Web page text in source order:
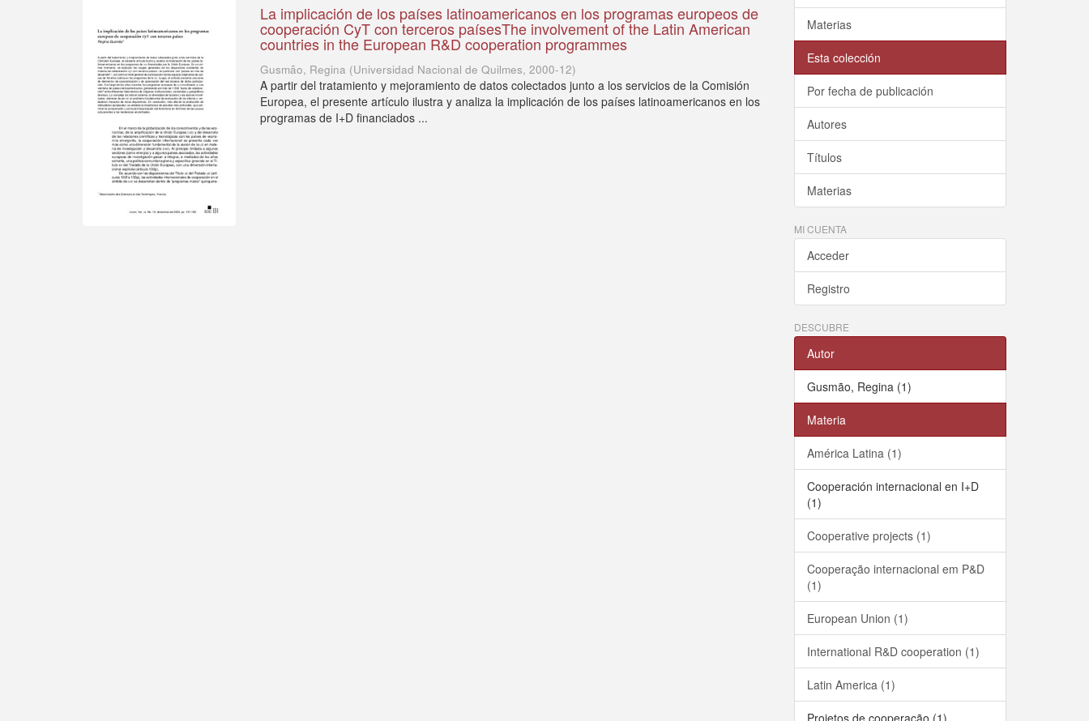
La implicación de los países latinoamericanos en los programas europeos de
cooperación CyT con terceros paísesThe involvement of the Latin American
countries in the European R&D cooperation programmes
Gusmão, Regina (Universidad Nacional de Quilmes,2000-12)
A partir del tratamiento y mejoramiento de datos colectados junto a los servicios de la Comisión
Europea, el presente artículo ilustra y analiza la implicación de los países latinoamericanos en los
programas de I+D financiados ...
Materias
Esta colección
Por fecha de publicación
Autores
Títulos
Materias
MI CUENTA
Acceder
Registro
DESCUBRE
Autor
Gusmão, Regina (1)
Materia
América Latina (1)
Cooperación internacional en I+D
(1)
Cooperative projects (1)
Cooperação internacional em P&D
(1)
European Union (1)
International R&D cooperation (1)
Latin America (1)
Projetos de cooperação (1)